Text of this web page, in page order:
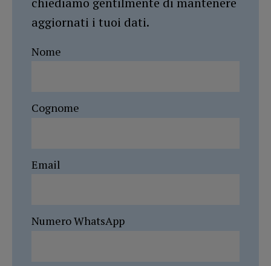
aggiornati i tuoi dati.
Nome
Cognome
Email
Numero WhatsApp